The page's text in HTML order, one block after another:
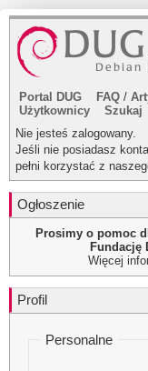
Portal DUG FAQ /
Użytkownicy
Szukaj
Nie jesteś zalogowany.
Jeśli nie posiadasz
pełni korzystać z
Ogłoszenie
Prosimy o pomoc
Fundację
Więcej
Profil
Personalne